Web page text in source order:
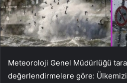
Meteoroloji Genel Müdürlüğü
değerlendirmelere göre: